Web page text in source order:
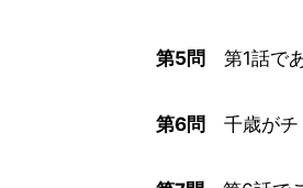
第5問 第1話で
第6問 千歳がチ